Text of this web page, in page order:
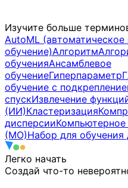
Изучите больше
AutoML
обучение)Алгоритм
обученияАнсамблевое
обучениеГиперпараметр
обучение с
спускИзвлечение
(ИИ)Кластеризация
дисперсииКомпьютерное
(МО)Набор для
Легко начать
Создай что-то